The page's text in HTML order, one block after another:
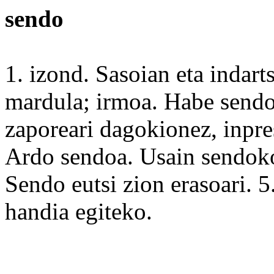
sendo
1. izond. Sasoian eta
mardula; irmoa. Habe
zaporeari dagokionez,
Ardo sendoa. Usain
Sendo eutsi zion erasoari.
handia egiteko.